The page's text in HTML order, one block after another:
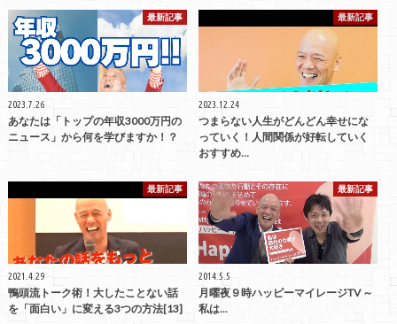
最新記事
2023.7.26
あなたは「トップの年収3000万円の
ニュース」から何を学びますか！？
最新記事
2023.12.24
つまらない人生がどんどん幸せにな
っていく！人間関係が好転していく
おすすめ…
最新記事
2021.4.29
鴨頭流トーク術！大したことない話
を「面白い」に変える3つの方法[13]
最新記事
2014.5.5
月曜夜９時ハッピーマイレージTV ～
私は...